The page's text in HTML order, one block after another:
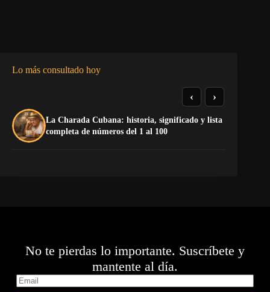
Lo más consultado hoy
La Charada Cubana: historia, significado y lista
completa de números del 1 al 100
‹ ›
No te pierdas lo importante. Suscríbete y
mantente al día.